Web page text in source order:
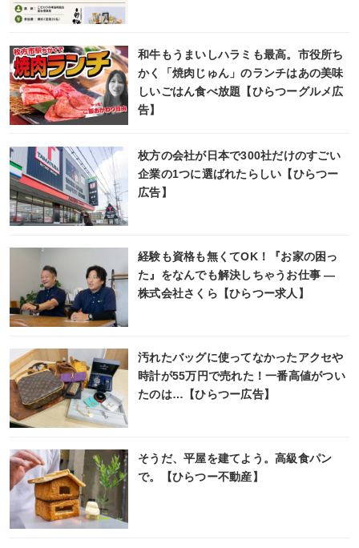
和牛もうまいしハラミも最高。市役所ち
かく「焼肉じゅん」のランチはあの美味
しいごはん食べ放題【ひらつーグルメ広
告】
枚方の会社が日本で300社だけのすごい
企業の1つに選ばれたらしい【ひらつー
広告】
経験も資格も無くてOK！『お家の困っ
た』をなんでも解決しちゃうお仕事 ―
株式会社さくら【ひらつー求人】
汚れたバッグに使ってなかったアクセや
時計が55万円で売れた！一番高値がつい
たのは…【ひらつー広告】
そうだ、平屋を建てよう。高級食パン
で。【ひらつー不動産】